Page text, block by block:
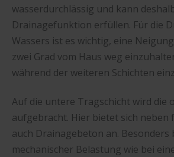
wasserdurchlässig und kann
Drainagefunktion erfüllen. Für die
Wassers ist es wichtig, eine
zwei Grad vom Haus weg
während der weiteren Schichten
Auf die untere Tragschicht wird die
aufgebracht. Hier bietet sich neben
auch Drainagebeton an. Besonders
mechanischer Belastung wie bei